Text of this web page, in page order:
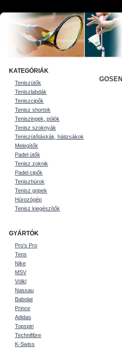
KATEGÓRIÁK
Teniszütők
Teniszlabdák
Teniszcipők
Tenisz shortok
Teniszingek, pólók
Tenisz szoknyák
Teniszütőtáskák, hátizsákok
Melegítők
Padel ütők
Tenisz zoknik
Padel cipők
Teniszhúrok
Tenisz gripek
Húrozógép
Tenisz kiegészítők
GYÁRTÓK
Pro's Pro
Tens
Nike
MSV
Völkl
Nassau
Babolat
Prince
Adidas
Topspin
Technifibre
K-Swiss
GOSEN